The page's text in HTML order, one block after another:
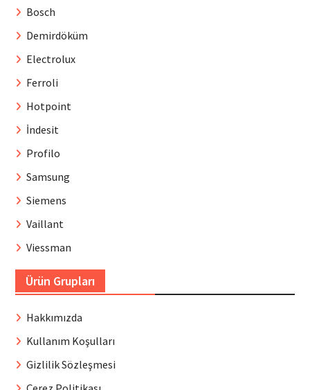
Bosch
Demirdöküm
Electrolux
Ferroli
Hotpoint
İndesit
Profilo
Samsung
Siemens
Vaillant
Viessman
Ürün Grupları
Hakkımızda
Kullanım Koşulları
Gizlilik Sözleşmesi